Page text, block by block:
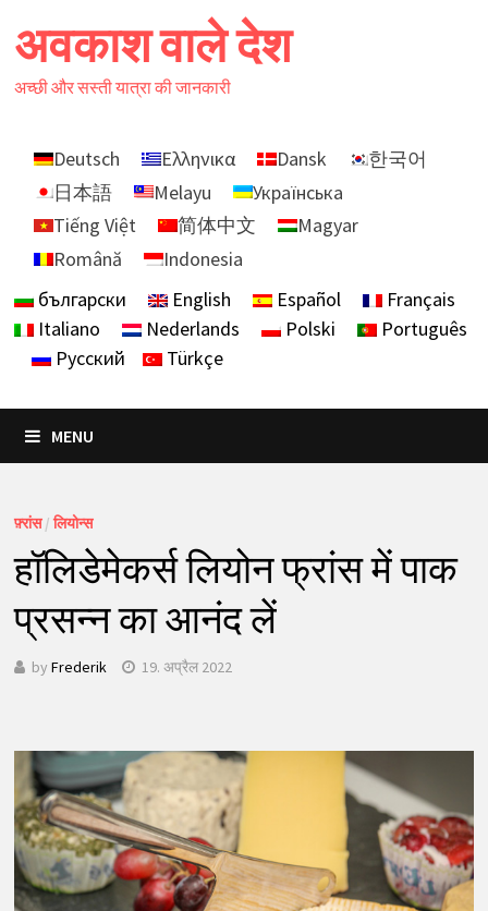
to
content
अवकाश वाले देश
अच्छी और सस्ती यात्रा की जानकारी
Deutsch Ελληνικα Dansk
한국어
日本語
Melayu
Українська
Tiếng Việt
简体中文
Magyar
Română
Indonesia
български
English Español
Français
Italiano
Nederlands Polski
Português
Русский
Türkçe
MENU
फ़्रांस/लियोन्स
हॉलिडेमेकर्स लियोन फ्रांस में पाक
प्रसन्न का आनंद लें
by Frederik 19. अप्रैल 2022